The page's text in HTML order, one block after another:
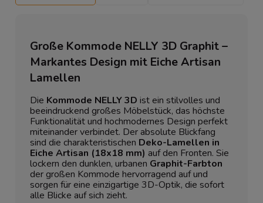
Große Kommode NELLY 3D Graphit –
Markantes Design mit Eiche Artisan
Lamellen
Die Kommode NELLY 3D ist ein stilvolles und
beeindruckend großes Möbelstück, das höchste
Funktionalität und hochmodernes Design perfekt
miteinander verbindet. Der absolute Blickfang
sind die charakteristischen Deko-Lamellen in
Eiche Artisan (18x18 mm) auf den Fronten. Sie
lockern den dunklen, urbanen Graphit-Farbton
der großen Kommode hervorragend auf und
sorgen für eine einzigartige 3D-Optik, die sofort
alle Blicke auf sich zieht.